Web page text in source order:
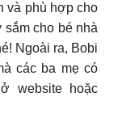
và phù hợp cho
sắm cho bé nhà
Ngoài ra, Bobi
các ba mẹ có
website hoặc